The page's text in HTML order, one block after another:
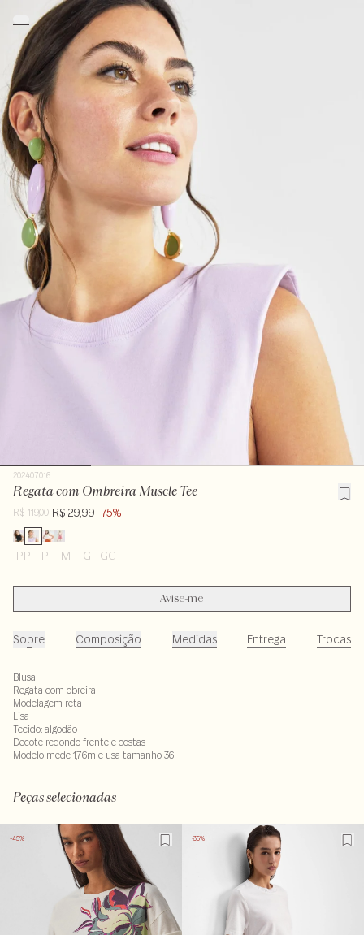
202407016
Regata com Ombreira Muscle Tee
R$ 119,00 R$ 29,99 -75%
PP P M G GG
Avise-me
Sobre Composição Medidas Entrega Trocas
Blusa
Regata com obreira
Modelagem reta
Lisa
Tecido: algodão
Decote redondo frente e costas
Modelo mede 1,76m e usa tamanho 36
Peças selecionadas
-45% -35%